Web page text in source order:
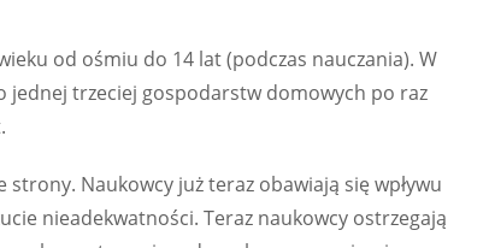
od ośmiu do 14 lat (podczas nauczania). W
jednej trzeciej gospodarstw domowych po raz
Naukowcy już teraz obawiają się wpływu
nieadekwatności. Teraz naukowcy ostrzegają